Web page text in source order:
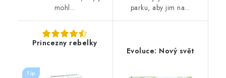
mohl...
parku, aby jim na...
Princezny rebelky
Tip
Evoluce: Nový svět